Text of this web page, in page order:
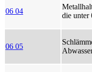
06 04
die unter
06 05